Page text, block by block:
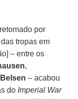
por
tropas em
– entre os
,
– acabou
do Imperial War